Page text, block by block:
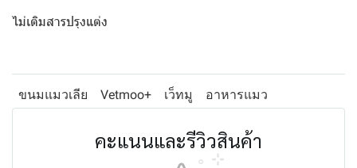
ไม่เติมสารปรุงแต่ง
ขนมแมวเลีย Vetmoo+ เว็ทมู อาหารแมว
คะแนนและรีวิวสินค้า